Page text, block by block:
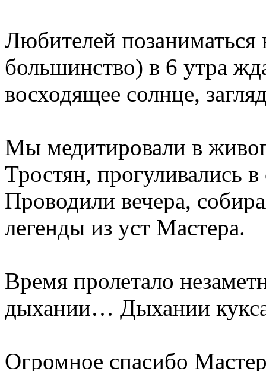
Любителей позаниматься
большинство) в 6 утра
восходящее солнце,
Мы медитировали в
Тростян, прогуливались
Проводили вечера,
легенды из уст Мастера.
Время пролетало
дыхании… Дыхании
Огромное спасибо